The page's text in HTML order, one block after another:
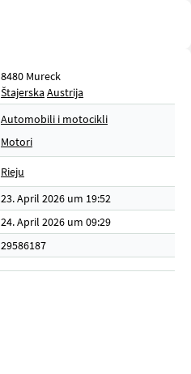
8480 Mureck
Štajerska Austrija
Automobili i motocikli
Motori
Rieju
23. April 2026 um 19:52
24. April 2026 um 09:29
29586187